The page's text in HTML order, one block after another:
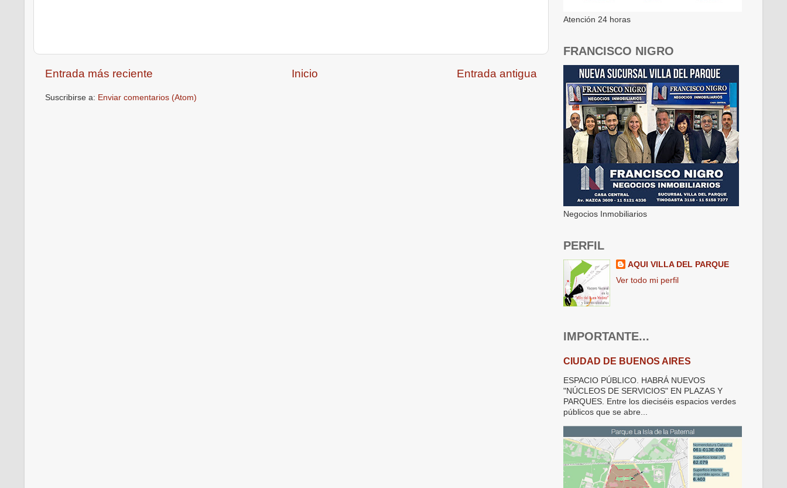
Entrada más reciente Entrada antigua
Inicio
Suscribirse a: Enviar comentarios (Atom)
Atención 24 horas
FRANCISCO NIGRO
Negocios Inmobiliarios
PERFIL
AQUI VILLA DEL PARQUE
Ver todo mi perfil
IMPORTANTE...
CIUDAD DE BUENOS AIRES
ESPACIO PÚBLICO. HABRÁ NUEVOS
"NÚCLEOS DE SERVICIOS" EN PLAZAS Y
PARQUES. Entre los dieciséis espacios verdes
públicos que se abre...